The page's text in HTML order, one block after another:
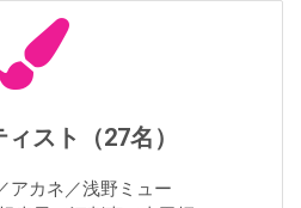
スト（27名）
アカネ／浅野ミュー